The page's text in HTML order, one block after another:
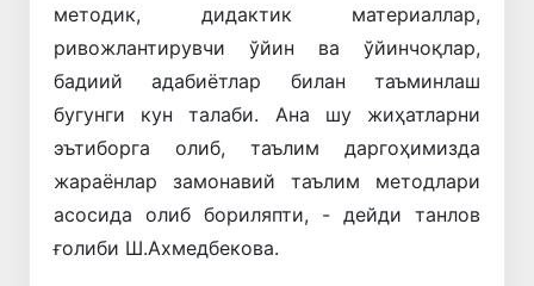
методик, дидактик материаллар,
ривожлантирувчи ўйин ва ўйинчоқлар,
бадиий адабиётлар билан таъминлаш
бугунги кун талаби. Ана шу жиҳатларни
эътиборга олиб, таълим даргоҳимизда
жараёнлар замонавий таълим методлари
асосида олиб бориляпти, - дейди танлов
ғолиби Ш.Ахмедбекова.